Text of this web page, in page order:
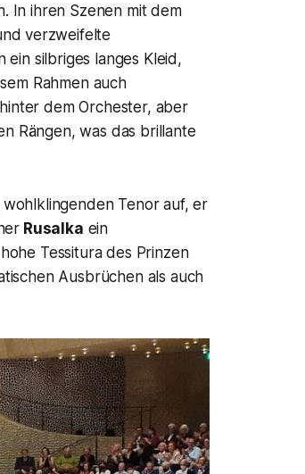
In ihren Szenen mit dem
verzweifelte
silbriges langes Kleid,
Rahmen auch
dem Orchester, aber
Rängen, was das brillante
Tenor auf, er
Rusalka ein
Tessitura des Prinzen
Ausbrüchen als auch